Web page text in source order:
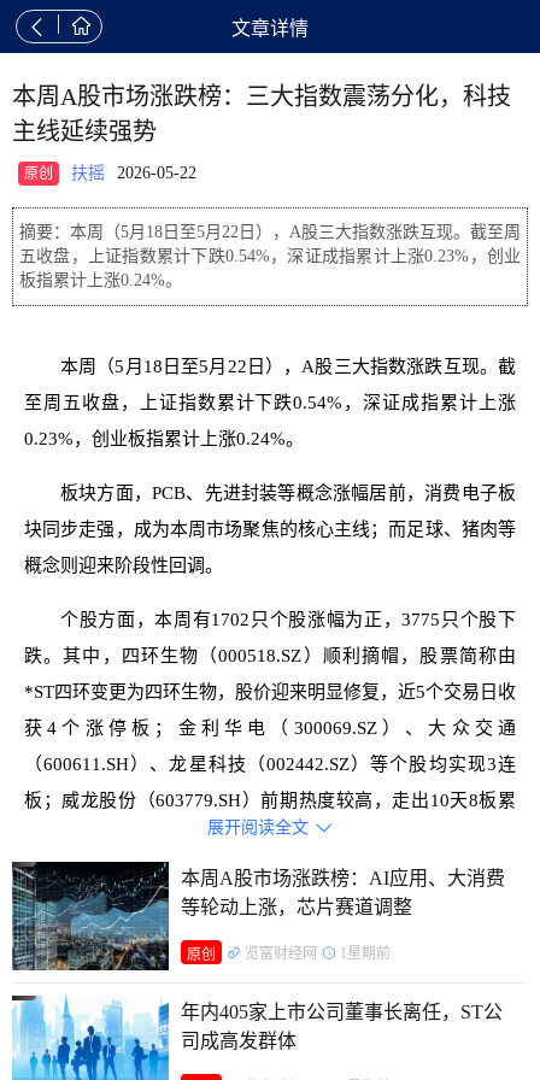
  文章详情
本周A股市场涨跌榜：三大指数震荡分化，科技
主线延续强势
原创 扶摇 2026-05-22
摘要：本周（5月18日至5月22日），A股三大指数涨跌互现。截至周
五收盘，上证指数累计下跌0.54%，深证成指累计上涨0.23%，创业
板指累计上涨0.24%。
本周（5月18日至5月22日），A股三大指数涨跌互现。截
至周五收盘，上证指数累计下跌0.54%，深证成指累计上涨
0.23%，创业板指累计上涨0.24%。
板块方面，PCB、先进封装等概念涨幅居前，消费电子板
块同步走强，成为本周市场聚焦的核心主线；而足球、猪肉等
概念则迎来阶段性回调。
个股方面，本周有1702只个股涨幅为正，3775只个股下
跌。其中，四环生物（000518.SZ）顺利摘帽，股票简称由
*ST四环变更为四环生物，股价迎来明显修复，近5个交易日收
获4个涨停板；金利华电（300069.SZ）、大众交通
（600611.SH）、龙星科技（002442.SZ）等个股均实现3连
板；威龙股份（603779.SH）前期热度较高，走出10天8板累
计涨幅高达126.88%，但该股周五突然跌停，连板态势就此中
断；诚邦股份（603316.SH）此前4个交易日连续涨停，但周
五资金出现分歧，其连板行情亦遭到终结。此外，兴齐眼药
（300573.SZ）、衢州发展（600208.SH）等个股本周累计跌
成交金额方面，本周沪深两市日均成交额达到30238亿
元，环比上周出现萎缩，市场交投活跃度有所降温。
展开阅读全文 
本周A股市场涨跌榜：AI应用、大消费
等轮动上涨，芯片赛道调整
原创 览富财经网 1星期前
年内405家上市公司董事长离任，ST公
司成高发群体